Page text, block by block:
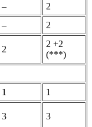
–
2
–
2
2
2 +2
(***)
1
1
3 3